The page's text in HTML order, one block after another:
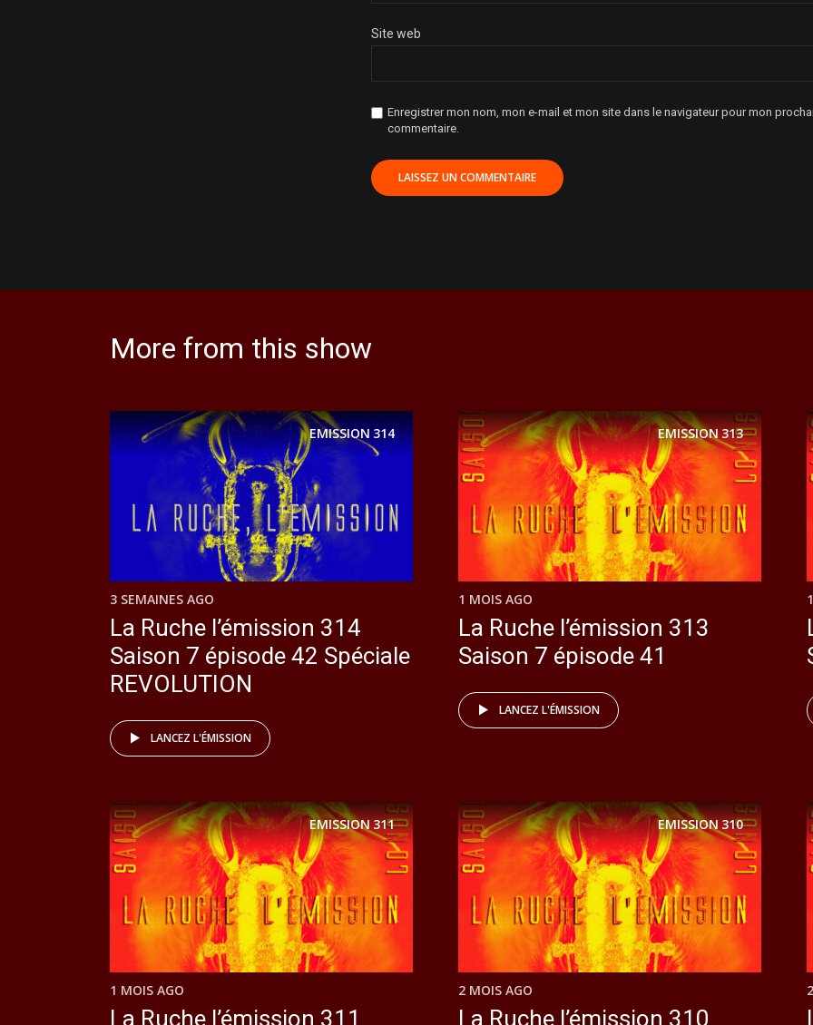
Site web
Enregistrer mon nom, mon e-mail et mon site dans le navigateur pour mon
commentaire.
More from this show
EMISSION314
3 SEMAINES AGO
La Ruche l’émission 314
Saison 7 épisode 42 Spéciale
REVOLUTION
LANCEZ L'ÉMISSION
EMISSION313
1 MOIS AGO
La Ruche l’émission 313
Saison 7 épisode 41
LANCEZ L'ÉMISSION
EMISSION311
1 MOIS AGO
La Ruche l’émission 311
EMISSION310
2 MOIS AGO
La Ruche l’émission 310